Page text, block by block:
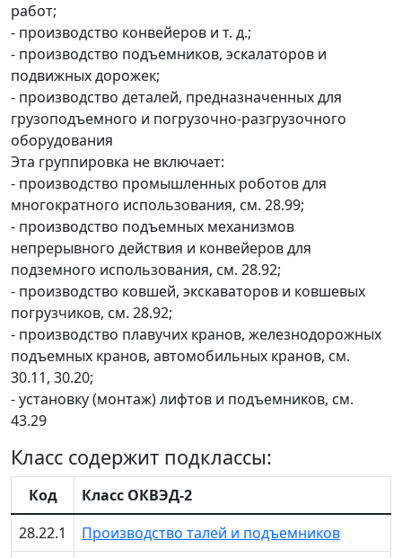
работ;
- производство конвейеров и т. д.;
- производство подъемников, эскалаторов и
подвижных дорожек;
- производство деталей, предназначенных для
грузоподъемного и погрузочно-разгрузочного
оборудования
Эта группировка не включает:
- производство промышленных роботов для
многократного использования, см. 28.99;
- производство подъемных механизмов
непрерывного действия и конвейеров для
подземного использования, см. 28.92;
- производство ковшей, экскаваторов и ковшевых
погрузчиков, см. 28.92;
- производство плавучих кранов, железнодорожных
подъемных кранов, автомобильных кранов, см.
30.11, 30.20;
- установку (монтаж) лифтов и подъемников, см.
43.29
Класс содержит подклассы:
Код
Класс ОКВЭД-2
28.22.1
Производство талей и подъемников